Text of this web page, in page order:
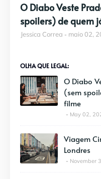
O Diabo Veste
spoilers) de quem
Jessica Correa maio 02,
OLHA QUE LEGAL:
O Diabo
(sem
filme
May 02,
Viagem
Londres
November